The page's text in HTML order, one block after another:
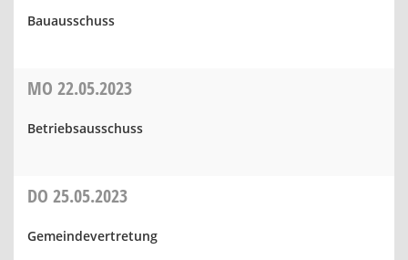
Bauausschuss
MO 22.05.2023
Betriebsausschuss
DO 25.05.2023
Gemeindevertretung